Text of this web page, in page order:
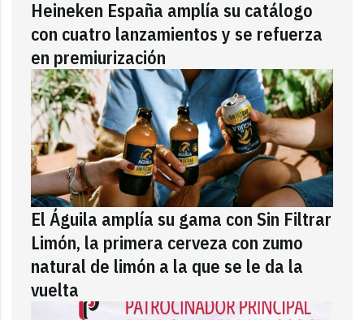
Heineken España amplía su catálogo
con cuatro lanzamientos y se refuerza
en premiurización
El Águila amplía su gama con Sin Filtrar
Limón, la primera cerveza con zumo
natural de limón a la que se le da la
vuelta